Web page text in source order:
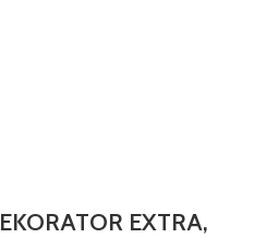
EXTRA,